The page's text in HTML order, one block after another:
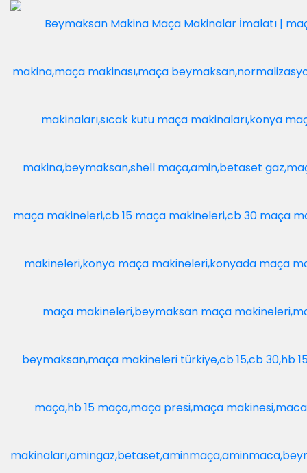
Mavcı Ototmotiv
Mavcı Ototmotiv /Akşehir
Amin ve Betaset Gaz Üretici
Referanslar